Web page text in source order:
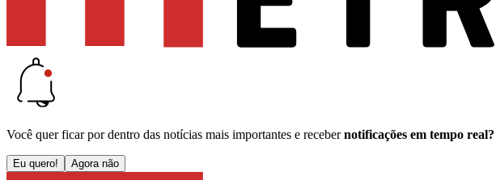
Você quer ficar por dentro das notícias mais importantes e receber notificações em tempo real?
Eu quero! Agora não